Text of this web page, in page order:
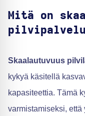
Mitä on
Skaalautuvuus
kykyä käsitellä
kapasiteettia. Tämä
varmistamiseksi,